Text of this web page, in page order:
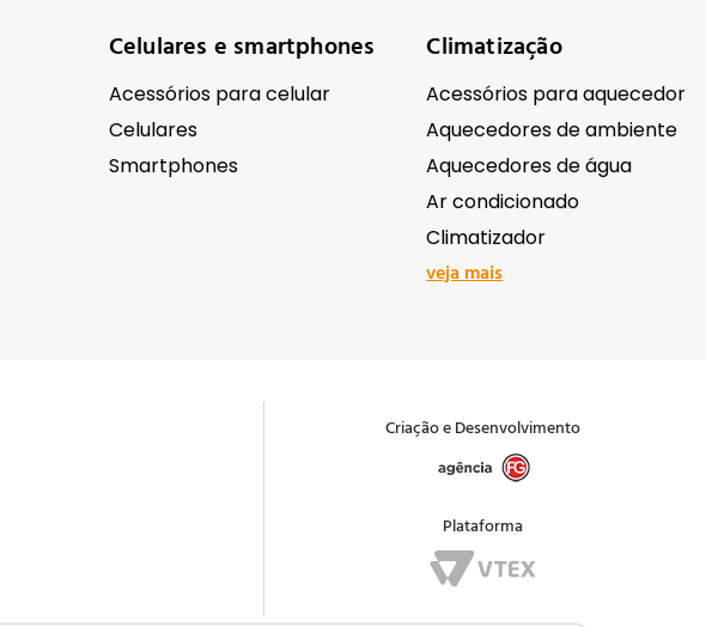
Celulares e smartphones
Acessórios para celular
Celulares
Smartphones
Climatização
Acessórios para aquecedor
Aquecedores de ambiente
Aquecedores de água
Ar condicionado
Climatizador
veja mais
Andaimes e cavaletes
Brocas
veja mais
Criação e Desenvolvimento
Plataforma